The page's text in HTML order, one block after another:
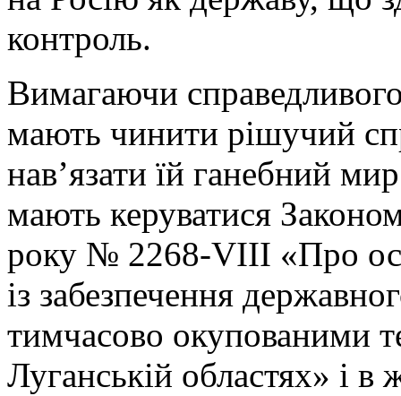
контроль.
Вимагаючи
мають чинити рішучий
нав’язати їй ганебний
мають керуватися
року № 2268-VIII «Про
із забезпечення
тимчасово окупованими
Луганській областях» і